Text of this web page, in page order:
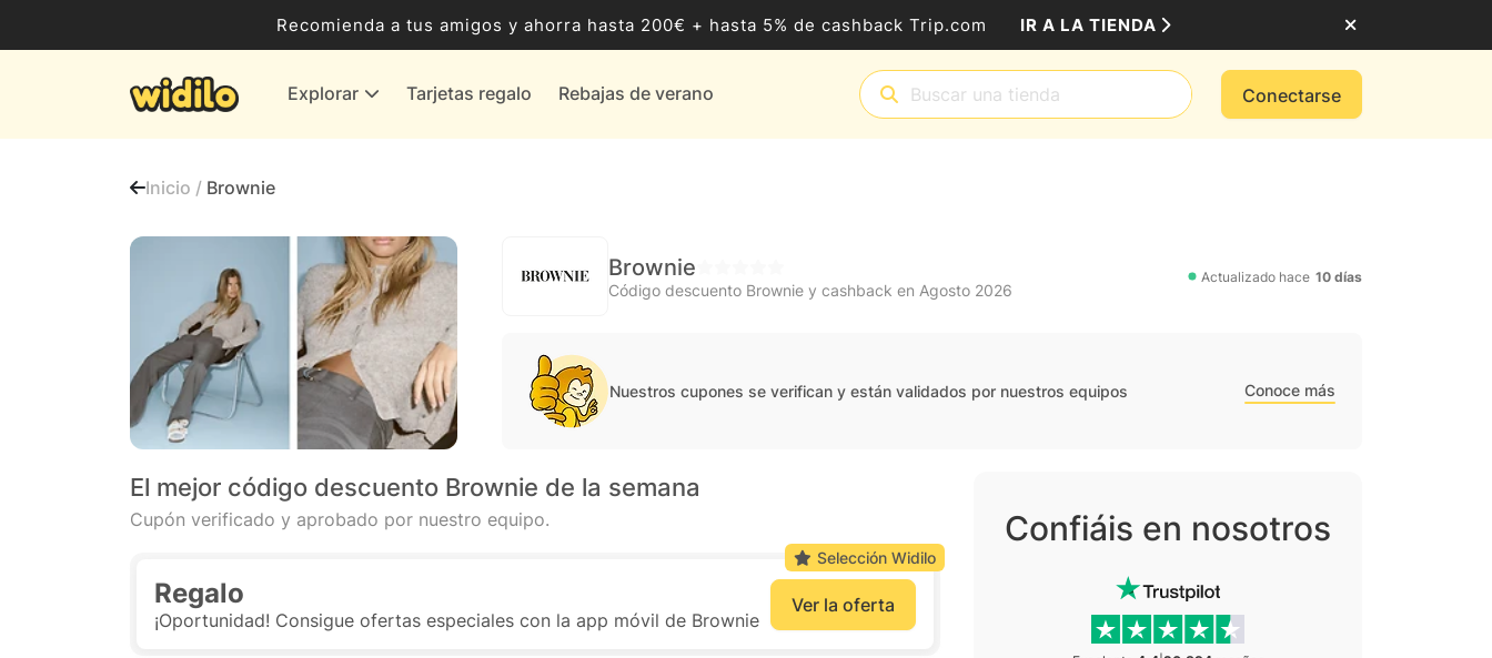
Recomienda a tus amigos y ahorra hasta 200€ + hasta 5% de cashback Trip.com IR A LA TIENDA
Explorar Tarjetas regalo Rebajas de verano Conectarse
Ocio, Entretenimiento y Cultura
Proveedores de gas y energía
Inicio / Brownie
Brownie
Código descuento Brownie y cashback en Agosto 2026
Actualizado hace 10 días
Nuestros cupones se verifican y están validados por nuestros equipos Conoce más
El mejor código descuento Brownie de la semana
Cupón verificado y aprobado por nuestro equipo.
Regalo
¡Oportunidad! Consigue ofertas especiales con la app móvil de Brownie
Ver la oferta
Selección Widilo
Confiáis en nosotros